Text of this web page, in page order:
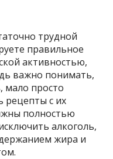
трудной
правильное
активностью,
важно понимать,
мало просто
рецепты с их
полностью
алкоголь,
жира и